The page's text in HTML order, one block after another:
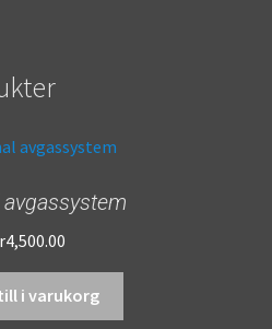
avgassystem
4,500.00
i varukorg